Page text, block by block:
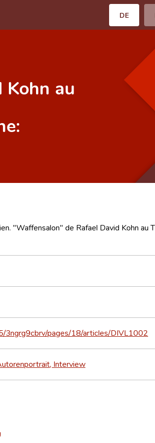
DE
au
"Waffensalon" de Rafael David Kohn au
3ngrg9cbrv/pages/18/articles/DIVL1002
Interview